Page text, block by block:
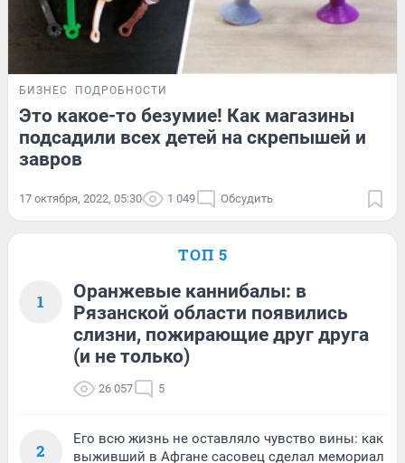
БИЗНЕС ПОДРОБНОСТИ
Это какое-то безумие! Как магазины
подсадили всех детей на скрепышей и
завров
17 октября, 2022, 05:30 1 049 Обсудить
ТОП 5
1
Оранжевые каннибалы: в
Рязанской области появились
слизни, пожирающие друг друга
(и не только)
26 057 5
2
Его всю жизнь не оставляло чувство вины: как
выживший в Афгане сасовец сделал мемориал